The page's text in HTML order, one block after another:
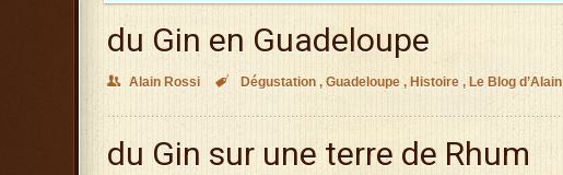
du Gin en Guadeloupe
👥 Alain Rossi  Dégustation , Guadeloupe , Histoire , Le Blog d’Alain
du Gin sur une terre de Rhum